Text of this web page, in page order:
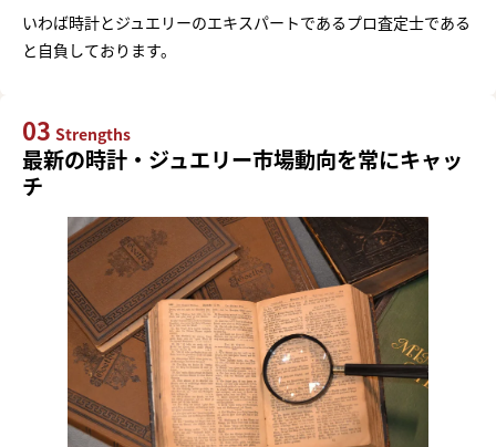
いわば時計とジュエリーのエキスパートであるプロ査定士である
と自負しております。
03 Strengths
最新の時計・ジュエリー市場動向を常にキャッ
チ